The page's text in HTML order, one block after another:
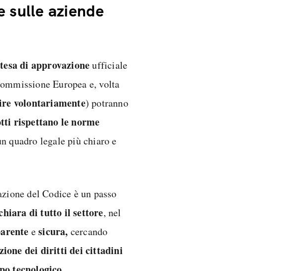
sulle aziende
di approvazioneufficiale
Europea e, volta
volontariamente) potranno
rispettano le norme
quadro legale più chiaro e
del Codice è un passo
di tutto il settore, nel
esicura, cercando
dei diritti dei cittadini